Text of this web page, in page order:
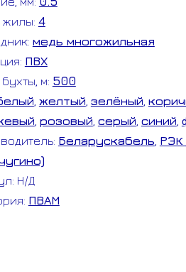
жилы: 4
медь многожильная
ПВХ
м: 500
желтый зелёный
розовый серый синий
Беларускабель РЭК
Н/Д
ПВАМ